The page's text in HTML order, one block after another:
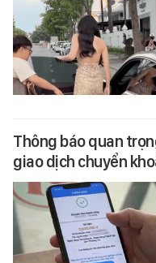
Thông báo quan
giao dịch chuyển